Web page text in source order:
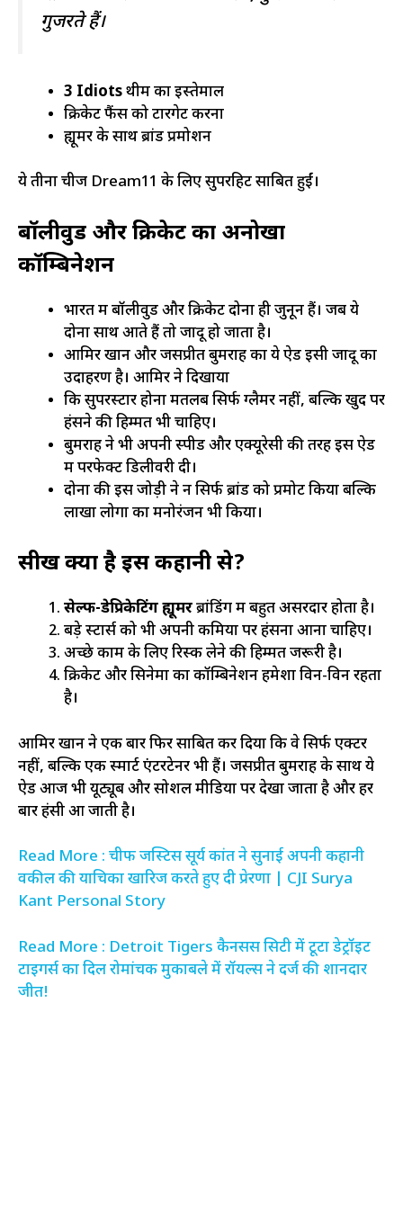
गुजरते हैं।
3 Idiotsथीम का इस्तेमाल
क्रिकेट फैंस को टारगेट करना
ह्यूमर के साथ ब्रांड प्रमोशन
ये तीनों चीजें Dream11 के लिए सुपरहिट साबित हुईं।
बॉलीवुड और क्रिकेट का अनोखा
कॉम्बिनेशन
भारत में बॉलीवुड और क्रिकेट दोनों ही जुनून हैं। जब ये
दोनों साथ आते हैं तो जादू हो जाता है।
आमिर खान और जसप्रीत बुमराह का ये ऐड इसी जादू का
उदाहरण है। आमिर ने दिखाया
कि सुपरस्टार होना मतलब सिर्फ ग्लैमर नहीं, बल्कि खुद पर
हंसने की हिम्मत भी चाहिए।
बुमराह ने भी अपनी स्पीड और एक्यूरेसी की तरह इस ऐड
में परफेक्ट डिलीवरी दी।
दोनों की इस जोड़ी ने न सिर्फ ब्रांड को प्रमोट किया बल्कि
लाखों लोगों का मनोरंजन भी किया।
सीख क्या है इस कहानी से?
सेल्फ-डेप्रिकेटिंग ह्यूमरब्रांडिंग में बहुत असरदार होता है।
बड़े स्टार्स को भी अपनी कमियों पर हंसना आना चाहिए।
अच्छे काम के लिए रिस्क लेने की हिम्मत जरूरी है।
क्रिकेट और सिनेमा का कॉम्बिनेशन हमेशा विन-विन रहता
है।
आमिर खान ने एक बार फिर साबित कर दिया कि वे सिर्फ एक्टर
नहीं, बल्कि एक स्मार्ट एंटरटेनर भी हैं। जसप्रीत बुमराह के साथ ये
ऐड आज भी यूट्यूब और सोशल मीडिया पर देखा जाता है और हर
बार हंसी आ जाती है।
Read More : चीफ जस्टिस सूर्य कांत ने सुनाई अपनी कहानी
वकील की याचिका खारिज करते हुए दी प्रेरणा | CJI Surya
Kant Personal Story
Read More : Detroit Tigers कैनसस सिटी में टूटा डेट्रॉइट
टाइगर्स का दिल रोमांचक मुकाबले में रॉयल्स ने दर्ज की शानदार
जीत!